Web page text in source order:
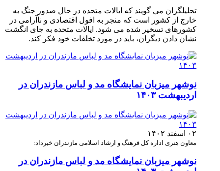
تحلیلگران می گویند که ایالات متحده در حال صدور جنگ به
خارج از کشور است که منجر به افول اقتصادی و ناآرامی در
کشورهای تسخیر شده می شود. ایالات متحده به جای انگشت
نشان دادن دیگران، باید در مورد تخلفات خود فکر کند.
نوشهر میزبان نمایشگاه مد و لباس مازندران در
اردیبهشت ۱۴۰۳
۰۲ اسفند ۱۴۰۲
معاون هنری اداره‌ کل فرهنگ و ارشاد اسلامی مازندران خبرداد:
نوشهر میزبان نمایشگاه مد و لباس مازندران در